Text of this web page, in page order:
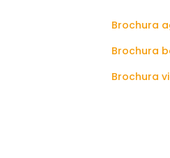
Brochura
Brochura
Brochura